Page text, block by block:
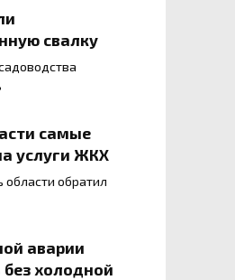
свалку
самые
услуги ЖКХ
обратил
аварии
холодной